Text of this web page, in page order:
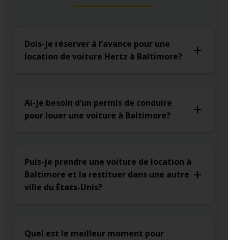
Dois-je réserver à l’avance pour une
location de voiture Hertz à Baltimore?
Ai-je besoin d’un permis de conduire
pour louer une voiture à Baltimore?
Puis-je prendre une voiture de location à
Baltimore et la restituer dans une autre
ville du États-Unis?
Quel est le meilleur moment pour